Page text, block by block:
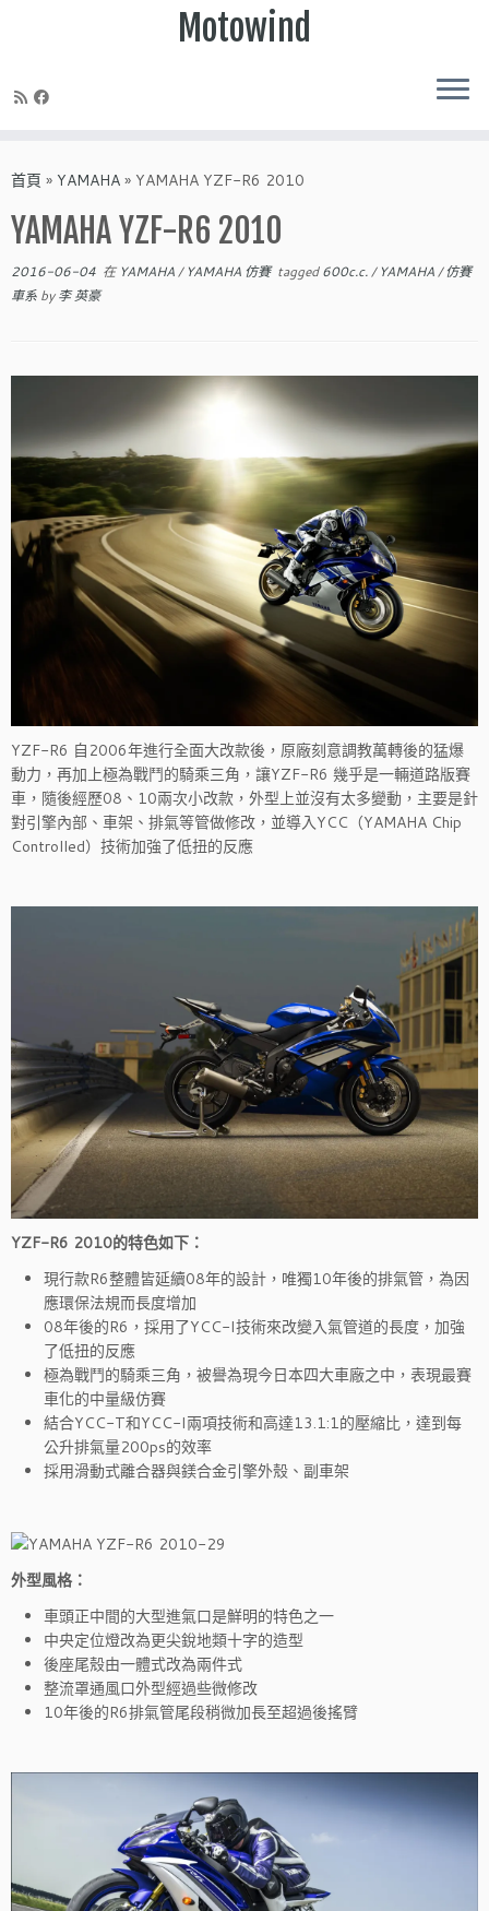
to
Motowind
首頁 » YAMAHA » YAMAHA YZF-R6 2010
YAMAHA YZF-R6 2010
2016-06-04 在 YAMAHA/ YAMAHA 仿賽 tagged600c.c./ YAMAHA/仿賽
車系 by李 英豪
YZF-R6 自2006年進行全面大改款後，原廠刻意調教萬轉後的猛爆
動力，再加上極為戰鬥的騎乘三角，讓YZF-R6 幾乎是一輛道路版賽
車，隨後經歷08、10兩次小改款，外型上並沒有太多變動，主要是針
對引擎內部、車架、排氣等管做修改，並導入YCC（YAMAHA Chip
Controlled）技術加強了低扭的反應
YZF-R6 2010的特色如下：
現行款R6整體皆延續08年的設計，唯獨10年後的排氣管，為因
應環保法規而長度增加
08年後的R6，採用了YCC-I技術來改變入氣管道的長度，加強
了低扭的反應
極為戰鬥的騎乘三角，被譽為現今日本四大車廠之中，表現最賽
車化的中量級仿賽
結合YCC-T和YCC-I兩項技術和高達13.1:1的壓縮比，達到每
公升排氣量200ps的效率
採用滑動式離合器與鎂合金引擎外殼、副車架
外型風格：
車頭正中間的大型進氣口是鮮明的特色之一
中央定位燈改為更尖銳地類十字的造型
後座尾殼由一體式改為兩件式
整流罩通風口外型經過些微修改
10年後的R6排氣管尾段稍微加長至超過後搖臂